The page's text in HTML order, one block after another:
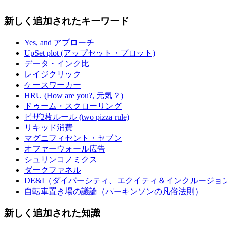
新しく追加されたキーワード
Yes, and アプローチ
UpSet plot (アップセット・プロット)
データ・インク比
レイジクリック
ケースワーカー
HRU (How are you?, 元気？)
ドゥーム・スクローリング
ピザ2枚ルール (two pizza rule)
リキッド消費
マグニフィセント・セブン
オファーウォール広告
シュリンコノミクス
ダークファネル
DE&I（ダイバーシティ、エクイティ＆インクルージョ
自転車置き場の議論（パーキンソンの凡俗法則）
新しく追加された知識